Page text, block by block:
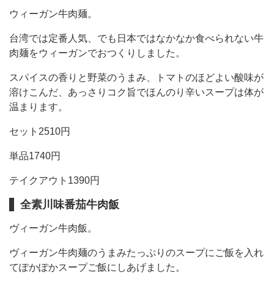
ウィーガン牛肉麺。
台湾では定番人気、でも日本ではなかなか食べられない牛
肉麺をウィーガンでおつくりしました。
スパイスの香りと野菜のうまみ、トマトのほどよい酸味が
溶けこんだ、あっさりコク旨でほんのり辛いスープは体が
温まります。
セット2510円
単品1740円
テイクアウト1390円
全素川味番茄牛肉飯
ヴィーガン牛肉飯。
ヴィーガン牛肉麺のうまみたっぷりのスープにご飯を入れ
てぽかぽかスープご飯にしあげました。